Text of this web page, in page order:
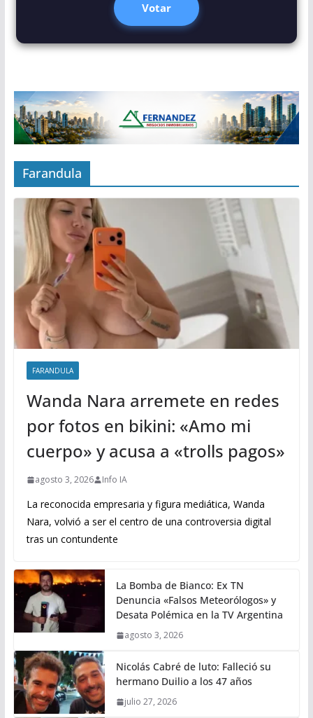
Votar
Farandula
FARANDULA
Wanda Nara arremete en redes
por fotos en bikini: «Amo mi
cuerpo» y acusa a «trolls pagos»
agosto 3, 2026 Info IA
La reconocida empresaria y figura mediática, Wanda
Nara, volvió a ser el centro de una controversia digital
tras un contundente
La Bomba de Bianco: Ex TN
Denuncia «Falsos Meteorólogos» y
Desata Polémica en la TV Argentina
agosto 3, 2026
Nicolás Cabré de luto: Falleció su
hermano Duilio a los 47 años
julio 27, 2026